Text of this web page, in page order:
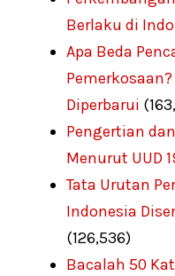
Berlaku di
Apa Beda
Diperbarui
Pengertian
Menurut UUD
Tata Urutan
Indonesia
(126,536)
Bacalah 50